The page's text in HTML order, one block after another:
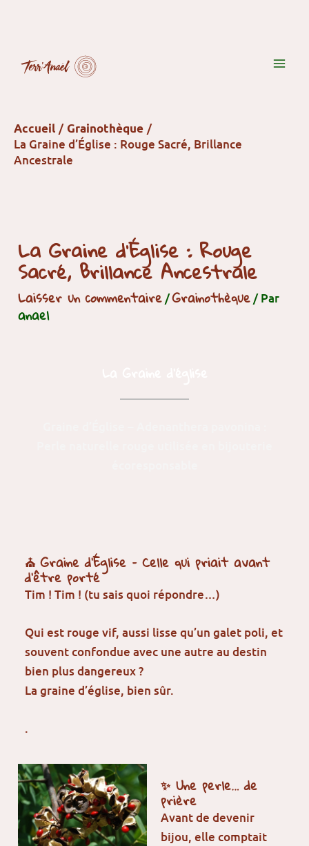
Accueil Grainothèque
La Graine d’Église : Rouge Sacré, Brillance
Ancestrale
La Graine d’Église : Rouge
Sacré, Brillance Ancestrale
Laisser un commentaire /Grainothèque / Par
anael
⛪ Graine d’Église – Celle qui priait avant
d’être porté
Tim ! Tim ! (tu sais quoi répondre…)
Qui est rouge vif, aussi lisse qu’un galet poli, et
souvent confondue avec une autre au destin
bien plus dangereux ?
La graine d’église, bien sûr.
.
✨ Une perle… de
prière
Avant de devenir
bijou, elle comptait